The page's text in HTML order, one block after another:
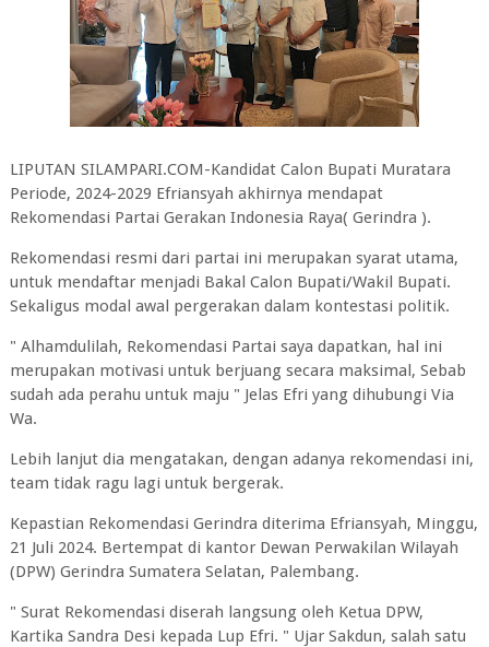
LIPUTAN SILAMPARI.COM-Kandidat Calon Bupati Muratara
Periode, 2024-2029 Efriansyah akhirnya mendapat
Rekomendasi Partai Gerakan Indonesia Raya( Gerindra ).
Rekomendasi resmi dari partai ini merupakan syarat utama,
untuk mendaftar menjadi Bakal Calon Bupati/Wakil Bupati.
Sekaligus modal awal pergerakan dalam kontestasi politik.
" Alhamdulilah, Rekomendasi Partai saya dapatkan, hal ini
merupakan motivasi untuk berjuang secara maksimal, Sebab
sudah ada perahu untuk maju " Jelas Efri yang dihubungi Via
Wa.
Lebih lanjut dia mengatakan, dengan adanya rekomendasi ini,
team tidak ragu lagi untuk bergerak.
Kepastian Rekomendasi Gerindra diterima Efriansyah, Minggu,
21 Juli 2024. Bertempat di kantor Dewan Perwakilan Wilayah
(DPW) Gerindra Sumatera Selatan, Palembang.
" Surat Rekomendasi diserah langsung oleh Ketua DPW,
Kartika Sandra Desi kepada Lup Efri. " Ujar Sakdun, salah satu